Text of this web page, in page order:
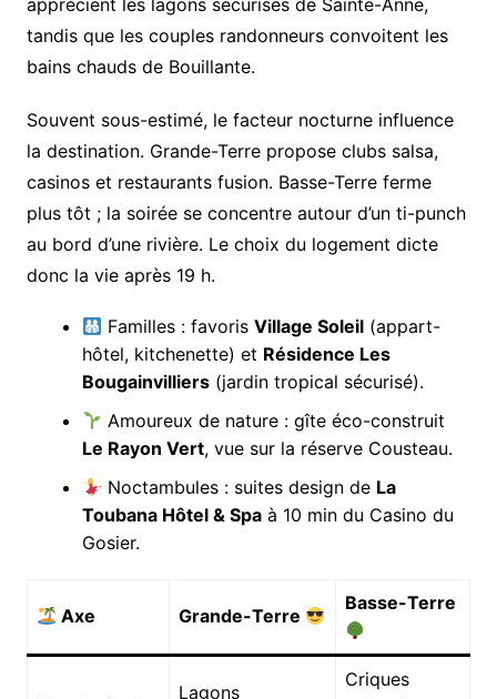
apprécient les lagons sécurisés de Sainte-Anne,
tandis que les couples randonneurs convoitent les
bains chauds de Bouillante.
Souvent sous-estimé, le facteur nocturne influence
la destination. Grande-Terre propose clubs salsa,
casinos et restaurants fusion. Basse-Terre ferme
plus tôt ; la soirée se concentre autour d’un ti-punch
au bord d’une rivière. Le choix du logement dicte
donc la vie après 19 h.
Familles : favorisVillage Soleil (appart-
hôtel, kitchenette) et Résidence Les
Bougainvilliers(jardin tropical sécurisé).
Amoureux de nature : gîte éco-construit
Le Rayon Vert, vue sur la réserve Cousteau.
Noctambules : suites design de La
Toubana Hôtel & Spaà 10 min du Casino du
Gosier.
Axe Grande-Terre
Basse-Terre
Lagons
Criques